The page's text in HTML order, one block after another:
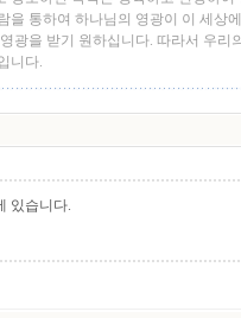
을 통하여 하나님의 영광이 이 세상
광을 받기 원하십니다. 따라서 우리
니다.
있습니다.